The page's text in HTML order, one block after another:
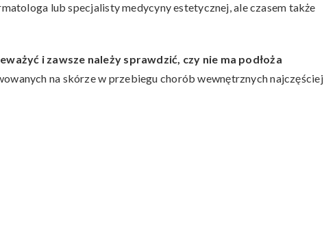
lub specjalisty medycyny estetycznej, ale czasem także
i zawsze należy sprawdzić, czy nie ma podłoża
na skórze w przebiegu chorób wewnętrznych najczęściej